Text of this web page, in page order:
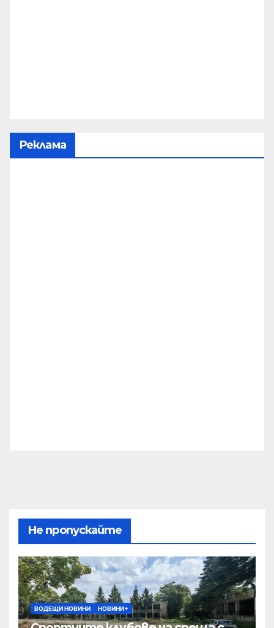
Реклама
Не пропускайте
ВОДЕЩИ НОВИНИ НОВИНИ+